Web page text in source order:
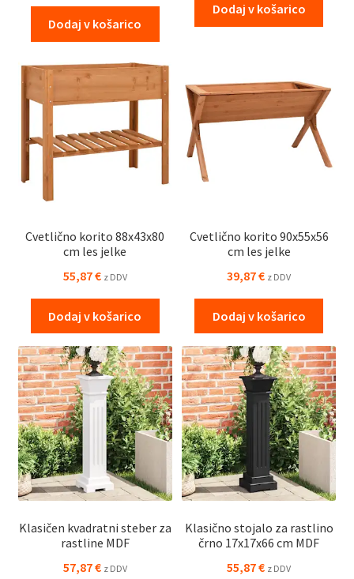
Dodaj v košarico
Dodaj v košarico
Cvetlično korito 88x43x80
cm les jelke
55,87€ z DDV
Dodaj v košarico
Cvetlično korito 90x55x56
cm les jelke
39,87€ z DDV
Dodaj v košarico
Klasičen kvadratni steber za
rastline MDF
57,87€ z DDV
Klasično stojalo za rastlino
črno 17x17x66 cm MDF
55,87€ z DDV